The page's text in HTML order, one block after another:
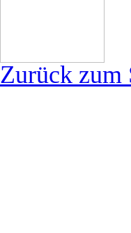
Zurück zum